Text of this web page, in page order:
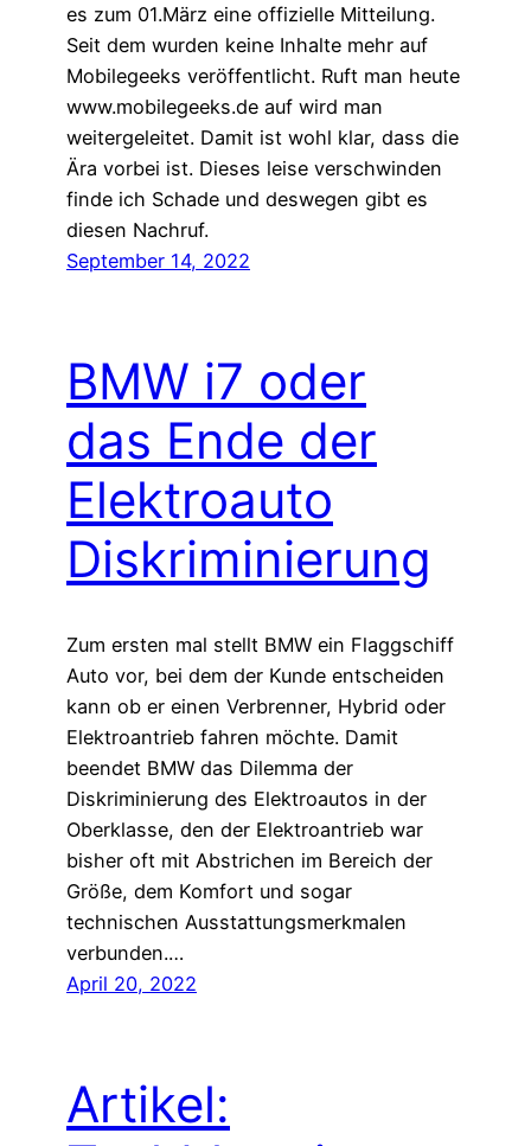
es zum 01.März eine offizielle Mitteilung.
Seit dem wurden keine Inhalte mehr auf
Mobilegeeks veröffentlicht. Ruft man heute
www.mobilegeeks.de auf wird man
weitergeleitet. Damit ist wohl klar, dass die
Ära vorbei ist. Dieses leise verschwinden
finde ich Schade und deswegen gibt es
diesen Nachruf.
September 14, 2022
BMW i7 oder
das Ende der
Elektroauto
Diskriminierung
Zum ersten mal stellt BMW ein Flaggschiff
Auto vor, bei dem der Kunde entscheiden
kann ob er einen Verbrenner, Hybrid oder
Elektroantrieb fahren möchte. Damit
beendet BMW das Dilemma der
Diskriminierung des Elektroautos in der
Oberklasse, den der Elektroantrieb war
bisher oft mit Abstrichen im Bereich der
Größe, dem Komfort und sogar
technischen Ausstattungsmerkmalen
verbunden.…
April 20, 2022
Artikel: